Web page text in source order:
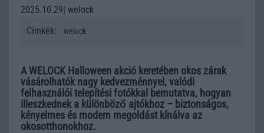
2025.10.29| welock
Címkék:
welock
A WELOCK Halloween akció keretében okos zárak
vásárolhatók nagy kedvezménnyel, valódi
felhasználói telepítési fotókkal bemutatva, hogyan
illeszkednek a különböző ajtókhoz – biztonságos,
kényelmes és modern megoldást kínálva az
okosotthonokhoz.